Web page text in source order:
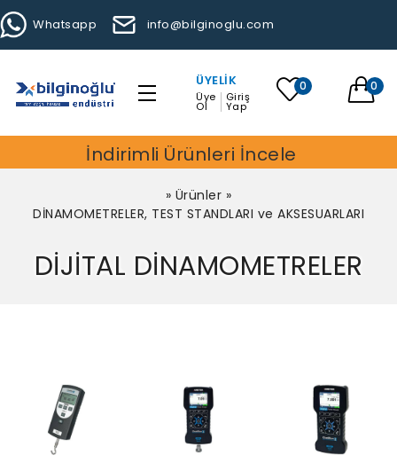
Whatsapp info@bilginoglu.com
ÜYELIK
Üye
Ol
Giriş
Yap
0 0
İndirimli Ürünleri İncele
» Ürünler »
DİNAMOMETRELER, TEST STANDLARI ve AKSESUARLARI
DİJİTAL DİNAMOMETRELER